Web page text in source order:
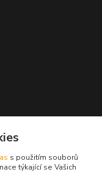
s použitím souborů
týkající se Vašich